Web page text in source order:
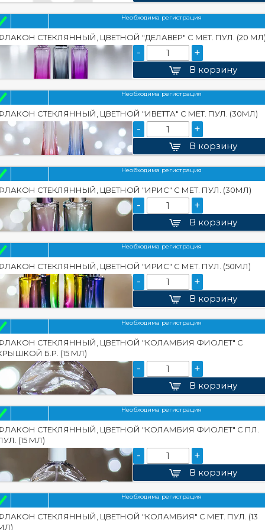
Необходима регистрация
СТЕКЛЯННЫЙ, ЦВЕТНОЙ "ДЕЛАВЕР" С МЕТ. ПУЛ. (20
- +
В корзину
Необходима регистрация
СТЕКЛЯННЫЙ, ЦВЕТНОЙ "ИВЕТТА" С МЕТ. ПУЛ. (30МЛ)
- +
В корзину
Необходима регистрация
СТЕКЛЯННЫЙ, ЦВЕТНОЙ "ИРИС" С МЕТ. ПУЛ. (30МЛ)
- +
В корзину
Необходима регистрация
СТЕКЛЯННЫЙ, ЦВЕТНОЙ "ИРИС" С МЕТ. ПУЛ. (50МЛ)
- +
В корзину
Необходима регистрация
СТЕКЛЯННЫЙ, ЦВЕТНОЙ "КОЛАМБИЯ ФИОЛЕТ" С
Б.Р. (15 МЛ)
- +
В корзину
Необходима регистрация
СТЕКЛЯННЫЙ, ЦВЕТНОЙ "КОЛАМБИЯ ФИОЛЕТ" С ПЛ.
(15 МЛ)
- +
В корзину
Необходима регистрация
СТЕКЛЯННЫЙ, ЦВЕТНОЙ "КОЛАМБИЯ" С МЕТ. ПУЛ. (13